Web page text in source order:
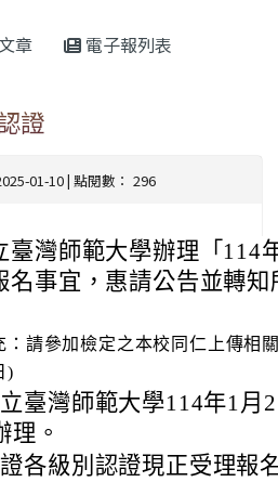
章 電子報列表
證
01-10 | 點閱數： 296
臺灣師範大學辦理「114
名事宜，惠請公告並轉
：請參加檢定之本校同仁上傳相
)
臺灣師範大學114年1月
理。
各級別認證現正受理報